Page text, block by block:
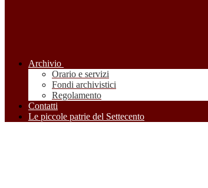
Archivio
Orario e servizi
Fondi archivistici
Regolamento
Contatti
Le piccole patrie del Settecento